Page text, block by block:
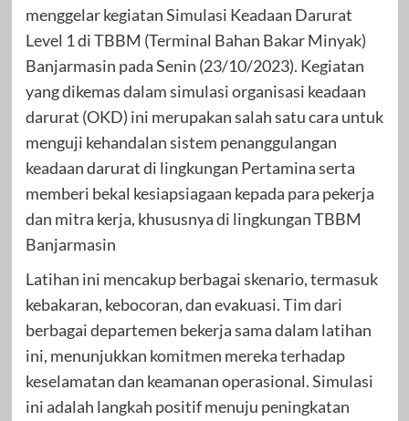
menggelar kegiatan Simulasi Keadaan Darurat
Level 1 di TBBM (Terminal Bahan Bakar Minyak)
Banjarmasin pada Senin (23/10/2023). Kegiatan
yang dikemas dalam simulasi organisasi keadaan
darurat (OKD) ini merupakan salah satu cara untuk
menguji kehandalan sistem penanggulangan
keadaan darurat di lingkungan Pertamina serta
memberi bekal kesiapsiagaan kepada para pekerja
dan mitra kerja, khususnya di lingkungan TBBM
Banjarmasin
Latihan ini mencakup berbagai skenario, termasuk
kebakaran, kebocoran, dan evakuasi. Tim dari
berbagai departemen bekerja sama dalam latihan
ini, menunjukkan komitmen mereka terhadap
keselamatan dan keamanan operasional. Simulasi
ini adalah langkah positif menuju peningkatan